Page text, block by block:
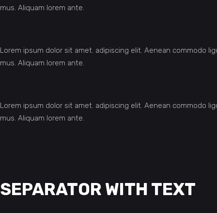
mus. Aliquam lorem ante.
Lorem ipsum dolor sit amet. adipiscing elit. Aenean commodo
mus. Aliquam lorem ante.
Lorem ipsum dolor sit amet. adipiscing elit. Aenean commodo
mus. Aliquam lorem ante.
SEPARATOR WITH TEXT